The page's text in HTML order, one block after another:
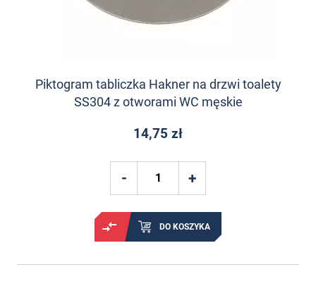
Piktogram tabliczka Hakner na drzwi toalety
SS304 z otworami WC męskie
14,75 zł
DO KOSZYKA